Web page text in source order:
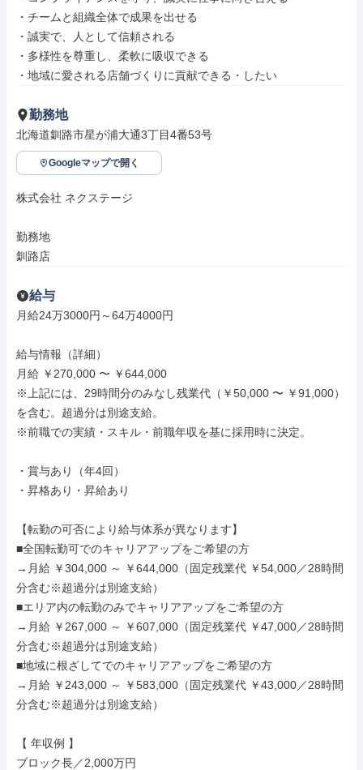
・チームと組織全体で成果を出せる
・誠実で、人として信頼される
・多様性を尊重し、柔軟に吸収できる
・地域に愛される店舗づくりに貢献できる・したい
勤務地
北海道釧路市星が浦大通3丁目4番53号
Googleマップで開く
株式会社 ネクステージ
勤務地
釧路店
給与
月給24万3000円～64万4000円
給与情報（詳細）
月給 ￥270,000 〜 ￥644,000
※上記には、29時間分のみなし残業代（￥50,000 〜 ￥91,000）
を含む。超過分は別途支給。
※前職での実績・スキル・前職年収を基に採用時に決定。
・賞与あり（年4回）
・昇格あり・昇給あり
【転勤の可否により給与体系が異なります】
■全国転勤可でのキャリアアップをご希望の方
→月給 ￥304,000 ～ ￥644,000（固定残業代 ￥54,000／28時間
分含む※超過分は別途支給）
■エリア内の転勤のみでキャリアアップをご希望の方
→月給 ￥267,000 ～ ￥607,000（固定残業代 ￥47,000／28時間
分含む※超過分は別途支給）
■地域に根ざしてでのキャリアアップをご希望の方
→月給 ￥243,000 ～ ￥583,000（固定残業代 ￥43,000／28時間
分含む※超過分は別途支給）
【 年収例 】
ブロック長／2,000万円